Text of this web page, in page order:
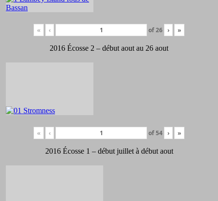
« ‹ of26 › »
2016 Écosse 2 – début aout au 26 aout
« ‹ of54 › »
2016 Écosse 1 – début juillet à début aout